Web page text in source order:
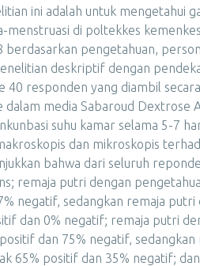
ini adalah untuk mengetahui
menstruasi di poltekkes
berdasarkan pengetahuan,
deskriptif dengan
40 responden yang diambil
dalam media Sabaroud Dextrose
suhu kamar selama 5-7
dan mikroskopis
bahwa dari seluruh
remaja putri dengan
negatif, sedangkan remaja
dan 0% negatif; remaja putri
dan 75% negatif,
65% positif dan 35% negatif;